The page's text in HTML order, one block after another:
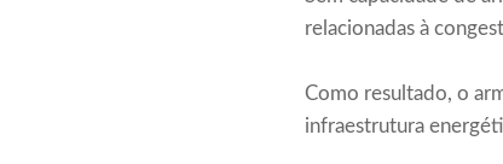
relacionadas à
Como resultado, o
infraestrutura